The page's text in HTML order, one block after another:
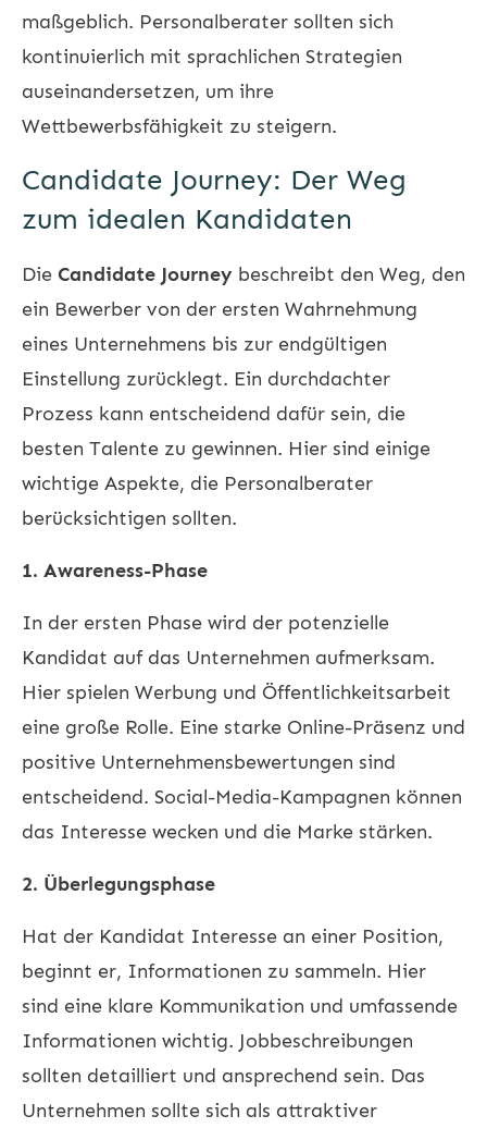
maßgeblich. Personalberater sollten sich
kontinuierlich mit sprachlichen Strategien
auseinandersetzen, um ihre
Wettbewerbsfähigkeit zu steigern.
Candidate Journey: Der Weg
zum idealen Kandidaten
Die Candidate Journey beschreibt den Weg, den
ein Bewerber von der ersten Wahrnehmung
eines Unternehmens bis zur endgültigen
Einstellung zurücklegt. Ein durchdachter
Prozess kann entscheidend dafür sein, die
besten Talente zu gewinnen. Hier sind einige
wichtige Aspekte, die Personalberater
berücksichtigen sollten.
1. Awareness-Phase
In der ersten Phase wird der potenzielle
Kandidat auf das Unternehmen aufmerksam.
Hier spielen Werbung und Öffentlichkeitsarbeit
eine große Rolle. Eine starke Online-Präsenz und
positive Unternehmensbewertungen sind
entscheidend. Social-Media-Kampagnen können
das Interesse wecken und die Marke stärken.
2. Überlegungsphase
Hat der Kandidat Interesse an einer Position,
beginnt er, Informationen zu sammeln. Hier
sind eine klare Kommunikation und umfassende
Informationen wichtig. Jobbeschreibungen
sollten detailliert und ansprechend sein. Das
Unternehmen sollte sich als attraktiver